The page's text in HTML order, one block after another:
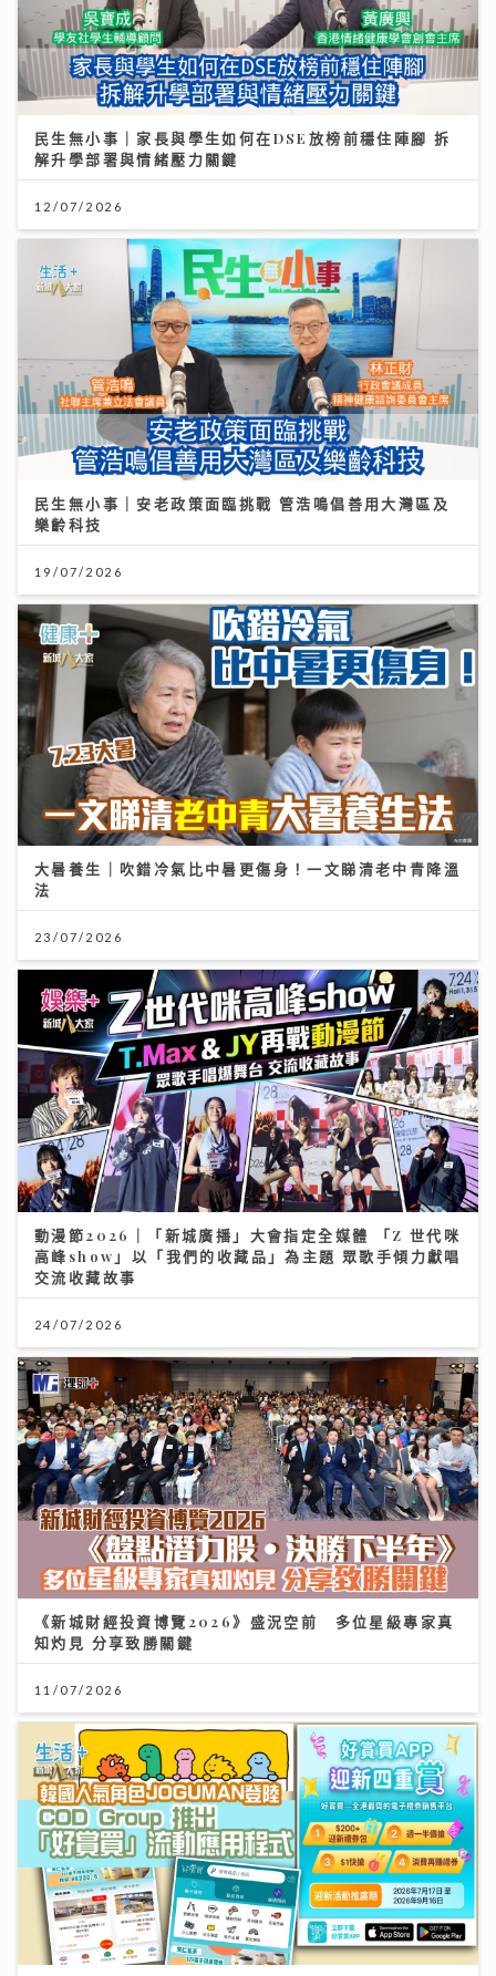
民生無小事｜家長與學生如何在DSE放榜前穩住陣腳 拆
解升學部署與情緒壓力關鍵
12/07/2026
民生無小事｜安老政策面臨挑戰 管浩鳴倡善用大灣區及
樂齡科技
19/07/2026
大暑養生｜吹錯冷氣比中暑更傷身！一文睇清老中青降溫
法
23/07/2026
動漫節2026｜「新城廣播」大會指定全媒體 「Z 世代咪
高峰show」以「我們的收藏品」為主題 眾歌手傾力獻唱
交流收藏故事
24/07/2026
《新城財經投資博覽2026》盛況空前 多位星級專家真
知灼見 分享致勝關鍵
11/07/2026